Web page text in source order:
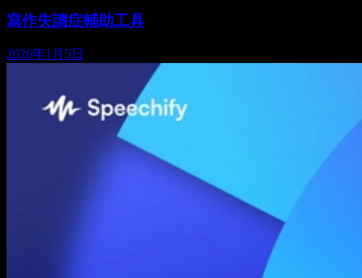
寫作失讀症輔助工具
2026年1月5日